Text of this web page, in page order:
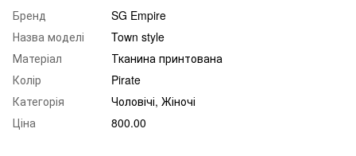
Бренд
SG Empire
Назва моделі
Town style
Матеріал
Тканина принтована
Колір
Pirate
Категорія
Чоловічі, Жіночі
Ціна
800.00